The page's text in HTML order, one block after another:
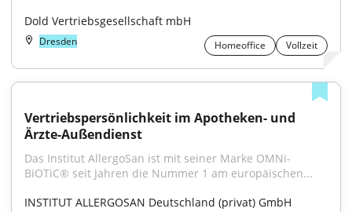
Dold Vertriebsgesellschaft mbH
Dresden Homeoffice Vollzeit
Vertriebspersönlichkeit im Apotheken- und
Ärzte-Außendienst
Das Institut AllergoSan ist mit seiner Marke OMNi-
BiOTiC® seit Jahren die Nummer 1 am europäischen...
INSTITUT ALLERGOSAN Deutschland (privat) GmbH